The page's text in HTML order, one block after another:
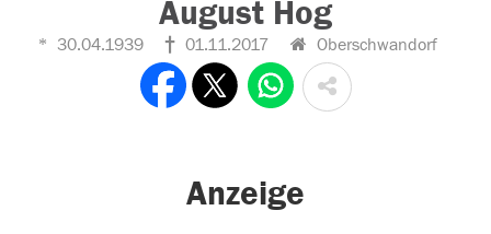
August Hog
30.04.1939 01.11.2017 Oberschwandorf
Anzeige